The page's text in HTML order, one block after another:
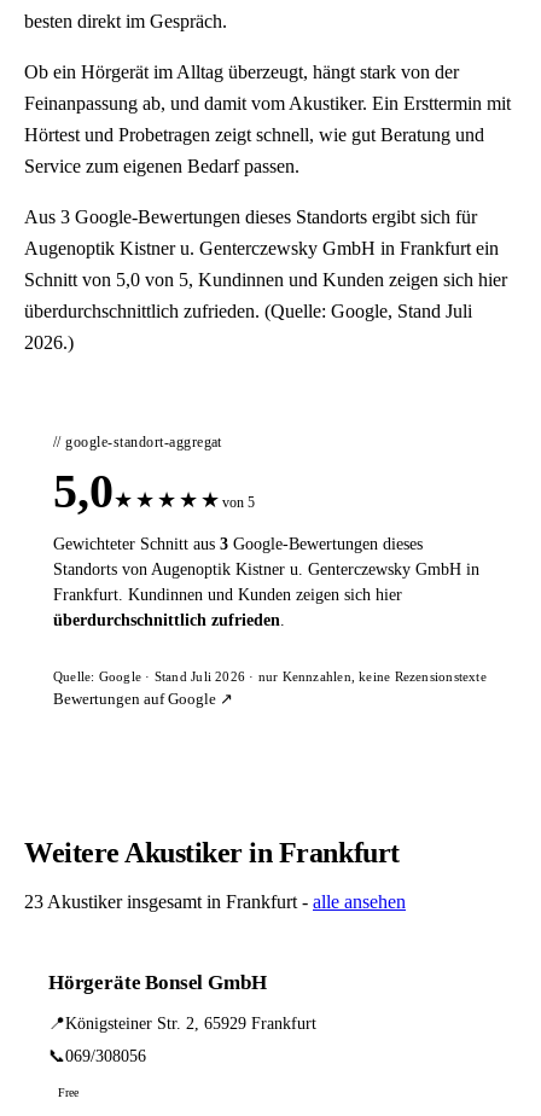
besten direkt im Gespräch.
Ob ein Hörgerät im Alltag überzeugt, hängt stark von der
Feinanpassung ab, und damit vom Akustiker. Ein Ersttermin mit
Hörtest und Probetragen zeigt schnell, wie gut Beratung und
Service zum eigenen Bedarf passen.
Aus 3 Google-Bewertungen dieses Standorts ergibt sich für
Augenoptik Kistner u. Genterczewsky GmbH in Frankfurt ein
Schnitt von 5,0 von 5, Kundinnen und Kunden zeigen sich hier
überdurchschnittlich zufrieden. (Quelle: Google, Stand Juli
2026.)
// google-standort-aggregat
5,0★ ★ ★ ★ ★ von 5
Gewichteter Schnitt aus 3 Google-Bewertungen dieses
Standorts von Augenoptik Kistner u. Genterczewsky GmbH in
Frankfurt. Kundinnen und Kunden zeigen sich hier
überdurchschnittlich zufrieden.
Quelle: Google · Stand Juli 2026 · nur Kennzahlen, keine Rezensionstexte
Bewertungen auf Google ↗
Weitere Akustiker in Frankfurt
23 Akustiker insgesamt in Frankfurt - alle ansehen
Hörgeräte Bonsel GmbH
📍Königsteiner Str. 2, 65929 Frankfurt
📞069/308056
Free